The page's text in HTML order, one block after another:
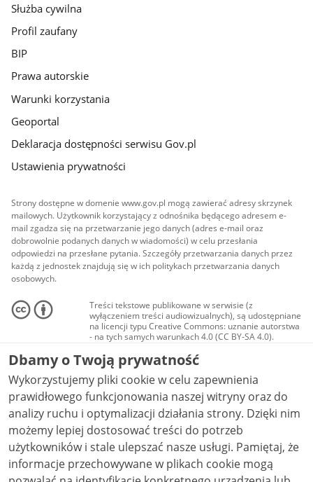
Służba cywilna
Profil zaufany
BIP
Prawa autorskie
Warunki korzystania
Geoportal
Deklaracja dostępności serwisu Gov.pl
Ustawienia prywatności
Strony dostępne w domenie www.gov.pl mogą zawierać adresy skrzynek
mailowych. Użytkownik korzystający z odnośnika będącego adresem e-
mail zgadza się na przetwarzanie jego danych (adres e-mail oraz
dobrowolnie podanych danych w wiadomości) w celu przesłania
odpowiedzi na przesłane pytania. Szczegóły przetwarzania danych przez
każdą z jednostek znajdują się w ich politykach przetwarzania danych
osobowych.
Treści tekstowe publikowane w serwisie (z
wyłączeniem treści audiowizualnych), są udostępniane
na licencji typu Creative Commons: uznanie autorstwa
- na tych samych warunkach 4.0 (CC BY-SA 4.0).
Materiały audiowizualne, w tym zdjęcia, materiały
audio i wideo, są udostępniane na licencji typu
Creative Commons: uznanie autorstwa użycie
niekomercyjne - bez utworów zależnych 4.0 (CC BY-
NC-ND 4.0), o ile nie jest to stwierdzone inaczej.
Dbamy o Twoją prywatność
Wykorzystujemy pliki cookie w celu zapewnienia
prawidłowego funkcjonowania naszej witryny oraz do
analizy ruchu i optymalizacji działania strony. Dzięki nim
możemy lepiej dostosować treści do potrzeb
użytkowników i stale ulepszać nasze usługi. Pamiętaj, że
informacje przechowywane w plikach cookie mogą